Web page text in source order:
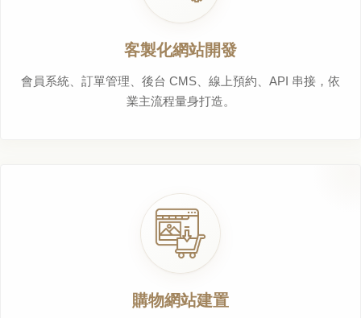
客製化網站開發
會員系統、訂單管理、後台 CMS、線上預約、API 串接，依
業主流程量身打造。
購物網站建置